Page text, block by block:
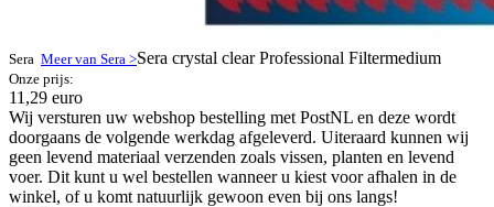
Sera Meer van Sera >Sera crystal clear Professional Filtermedium
Onze prijs:
11,29 euro
Wij versturen uw webshop bestelling met PostNL en deze wordt
doorgaans de volgende werkdag afgeleverd. Uiteraard kunnen wij
geen levend materiaal verzenden zoals vissen, planten en levend
voer. Dit kunt u wel bestellen wanneer u kiest voor afhalen in de
winkel, of u komt natuurlijk gewoon even bij ons langs!